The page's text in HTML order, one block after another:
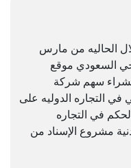
الحاليه من مارس
السعودي موقع
بشراء سهم شركة
في التجاره الدوليه على
في التجاره
مشروع الإسناد من